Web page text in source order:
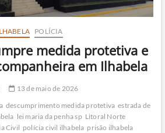
POLÍCIA
medida protetiva e
em Ilhabela
13 de maio de 2026
descumprimento medida protetiva estrada de
lei maria da penha sp Litoral Norte
Civil polícia civil ilhabela prisão ilhabela